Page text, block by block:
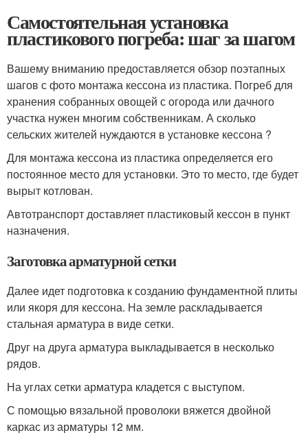
Самостоятельная установка
пластикового погреба: шаг за шагом
Вашему вниманию предоставляется обзор поэтапных
шагов с фото монтажа кессона из пластика. Погреб для
хранения собранных овощей с огорода или дачного
участка нужен многим собственникам. А сколько
сельских жителей нуждаются в установке кессона ?
Для монтажа кессона из пластика определяется его
постоянное место для установки. Это то место, где будет
вырыт котлован.
Автотранспорт доставляет пластиковый кессон в пункт
назначения.
Заготовка арматурной сетки
Далее идет подготовка к созданию фундаментной плиты
или якоря для кессона. На земле раскладывается
стальная арматура в виде сетки.
Друг на друга арматура выкладывается в несколько
рядов.
На углах сетки арматура кладется с выступом.
С помощью вязальной проволоки вяжется двойной
каркас из арматуры 12 мм.